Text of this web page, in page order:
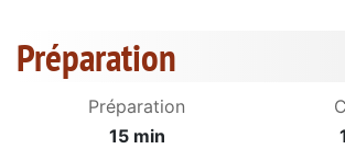
Préparation
Préparation
15 min